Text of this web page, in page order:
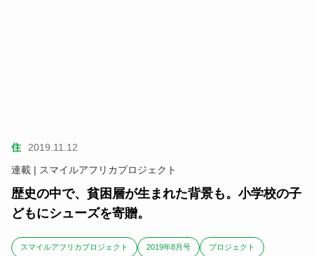
住
2019.11.12
連載 | スマイルアフリカプロジェクト
歴史の中で、貧困層が生まれた背景も。小学校の子
どもにシューズを寄贈。
スマイルアフリカプロジェクト 2019年8月号 プロジェクト